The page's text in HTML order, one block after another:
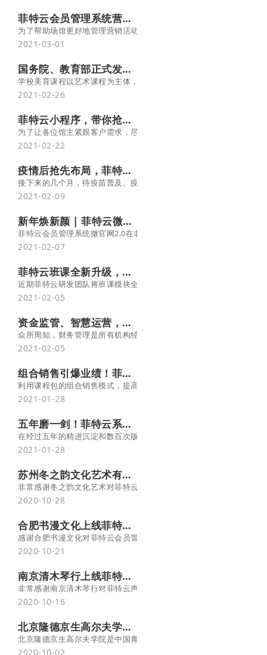
菲特云会员管理系统营销插件再升级，3分钟快速做活动！
为了帮助场馆更好地管理营销活动，借助系统丰富的营销插件实现拓
2021-03-01
国务院、教育部正式发文：舞蹈、音乐、书法等纳入中考！-菲特云
学校美育课程以艺术课程为主体，主要包括音乐、美术、书法、舞蹈
2021-02-26
菲特云小程序，带你抢占10亿流量红利！
为了让各位馆主紧跟客户需求，尽快享受到这波行业红利，菲特云
2021-02-22
疫情后抢先布局，菲特云管理系统能为您做好哪些准备？
接下来的几个月，待疫苗普及、疫情稳定，必定是瑜伽运动健身行业
2021-02-09
新年焕新颜 | 菲特云微官网2.0全新升级上线
菲特云会员管理系统​微官网2.0在老版本的基础上，于UI界面、风格
2021-02-07
菲特云班课全新升级，让教务管理更省心！
近期菲特云研发团队将班课模块全新升级，操作更流畅、功能更齐全
2021-02-05
资金监管、智慧运营，菲特云打造智能化财务系统
众所周知，财务管理是所有机构经营的核心，直接关系着商家的“钱
2021-02-05
组合销售引爆业绩！菲特云“课程包”功能全新上线
利用课程包的组合销售模式，提高课程推广内容的丰富性和专业性，
2021-01-28
五年磨一剑！菲特云系统全新改版，震撼上线
在经过五年的精进沉淀和数百次版本迭代更新后，菲特云系统迎来了
2021-01-28
苏州冬之韵文化艺术有限公司上线菲特云会员管理+微信约课系统
2020-10-28
合肥书漫文化上线菲特云会员管理+微信约课系统
2020-10-21
南京清木琴行上线菲特云艺术培训管理系统
非常感谢南京清木琴行对菲特云声乐管理系统的大力支持和深切厚爱
2020-10-16
北京隆德京生高尔夫学院签约菲特云
北京隆德京生高尔夫学院是中国青少年高尔夫教育领先机构，学院由
2020-10-02